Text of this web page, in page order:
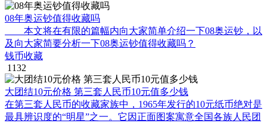
08年奥运钞值得收藏吗
本文将在有限的篇幅内向大家简单介绍一下08奥运钞，以
及向大家简要分析一下08奥运钞值得收藏吗？
钱币收藏
1132
大团结10元价格 第三套人民币10元值多少钱
在第三套人民币的收藏家族中，1965年发行的10元纸币绝对是
最具辨识度的“明星”之一。它因正面图案寓意全国各族人民团